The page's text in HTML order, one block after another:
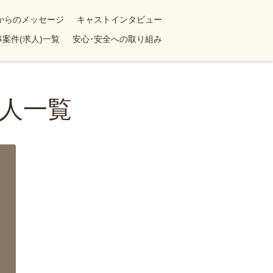
らのメッセージ
キャストインタビュー
案件(求人)一覧 安心･安全への取り組み
一覧